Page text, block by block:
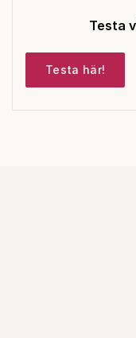
Testa
Testa här!